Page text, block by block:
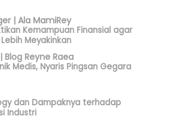
| Ala MamiRey
Kemampuan Finansial agar
Meyakinkan
Blog Reyne Raea
Medis, Nyaris Pingsan Gegara
dan Dampaknya terhadap
Industri